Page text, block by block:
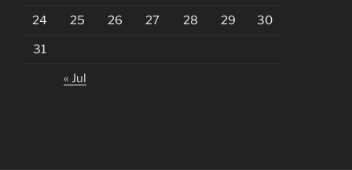
24 25 26 27 28 29 30
31
« Jul